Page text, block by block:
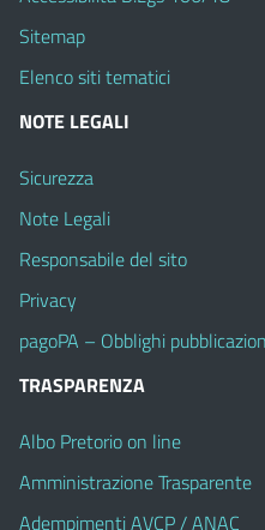
Sitemap
Elenco siti tematici
NOTE LEGALI
Sicurezza
Note Legali
Responsabile del sito
Privacy
pagoPA – Obblighi
TRASPARENZA
Albo Pretorio on line
Amministrazione Trasparente
Adempimenti AVCP / ANAC